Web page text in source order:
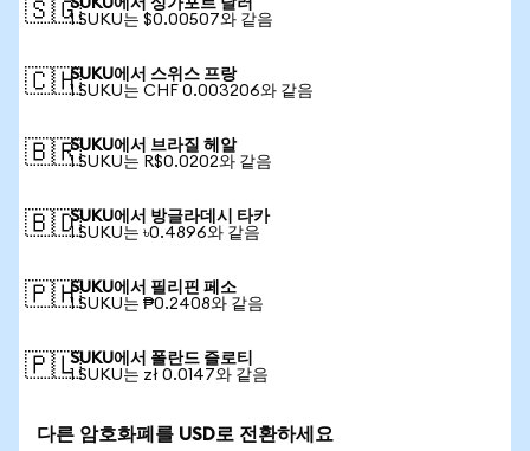
🇸🇬SUKU에서 싱가포르 달러
1 SUKU는 $0.00507와 같음
🇨🇭SUKU에서 스위스 프랑
1 SUKU는 CHF 0.003206와 같음
🇧🇷SUKU에서 브라질 헤알
1 SUKU는 R$0.0202와 같음
🇧🇩SUKU에서 방글라데시 타카
1 SUKU는 ৳0.4896와 같음
🇵🇭SUKU에서 필리핀 페소
1 SUKU는 ₱0.2408와 같음
🇵🇱SUKU에서 폴란드 즐로티
1 SUKU는 zł 0.0147와 같음
다른 암호화폐를 USD로 전환하세요